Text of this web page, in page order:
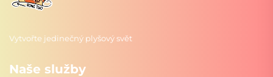
Vytvořte jedinečný plyšový svět
Naše služby